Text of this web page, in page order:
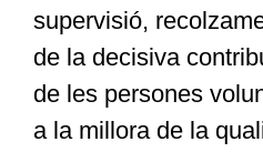
supervisió,
de la decisiva
de les persones
a la millora de la